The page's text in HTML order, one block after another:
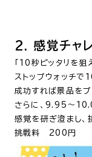
2. 感覚チャ
「10秒ピッタリを狙
ストップウォッチで
成功すれば景品をプ
さらに、9.95～
感覚を研ぎ澄まし、
挑戦料 200円